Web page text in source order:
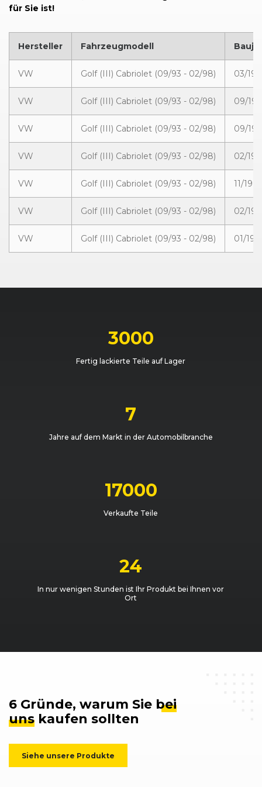
für Sie ist!
Hersteller Fahrzeugmodell
VW Golf (III) Cabriolet (09/93 - 02/98) 03/
VW Golf (III) Cabriolet (09/93 - 02/98) 09/
VW Golf (III) Cabriolet (09/93 - 02/98) 09/
VW Golf (III) Cabriolet (09/93 - 02/98) 02/
VW Golf (III) Cabriolet (09/93 - 02/98) 11/
VW Golf (III) Cabriolet (09/93 - 02/98) 02/
VW Golf (III) Cabriolet (09/93 - 02/98) 01/
3000
Fertig lackierte Teile auf Lager
7
Jahre auf dem Markt in der Automobilbranche
17000
Verkaufte Teile
24
In nur wenigen Stunden ist Ihr Produkt bei Ihnen vor
Ort
6 Gründe, warum Sie bei
uns kaufen sollten
Siehe unsere Produkte